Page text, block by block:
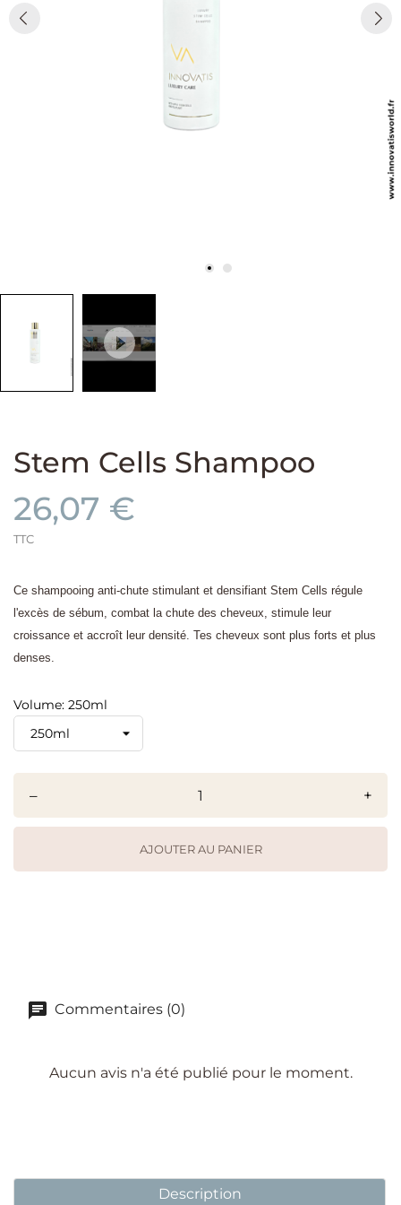
Stem Cells Shampoo
26,07 €
TTC
Ce shampooing anti-chute stimulant et densifiant Stem Cells régule
l'excès de sébum, combat la chute des cheveux, stimule leur
croissance et accroît leur densité. Tes cheveux sont plus forts et plus
denses.
Volume: 250ml
– +
AJOUTER AU PANIER
Commentaires (0)
Aucun avis n'a été publié pour le moment.
Description